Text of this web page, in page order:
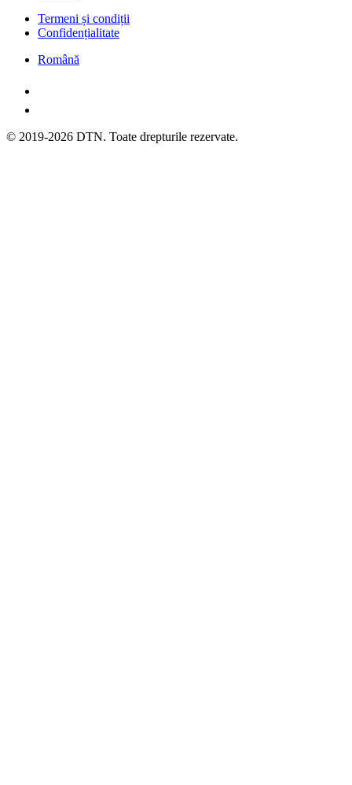
Termeni și condiții
Confidențialitate
Română
© 2019-2026 DTN. Toate drepturile rezervate.